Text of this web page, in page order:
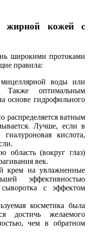
жирной кожей с
широкими протоками
правила:
воды или
Также оптимальным
основе гидрофильного
распределяется ватным
Лучше, если в
гиалуроновая кислота,
область (вокруг глаз)
век.
крем на увлажненные
эффективностью
сыворотка с эффектом
косметика была
достичь желаемого
чем в обратном